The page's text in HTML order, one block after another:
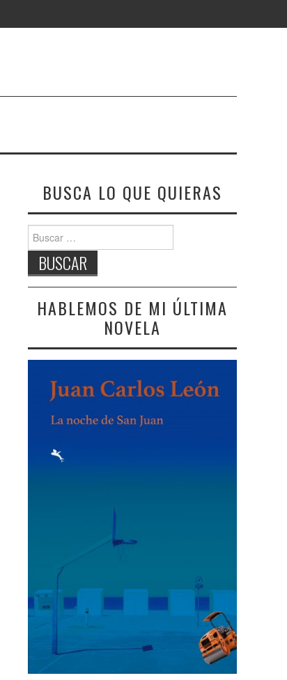
BUSCA LO QUE QUIERAS
Buscar:
HABLEMOS DE MI ÚLTIMA
NOVELA